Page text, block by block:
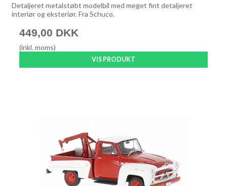
Detaljeret metalstøbt modelbil med meget fint detaljeret
interiør og eksteriør. Fra Schuco.
449,00 DKK
(inkl. moms)
VIS PRODUKT